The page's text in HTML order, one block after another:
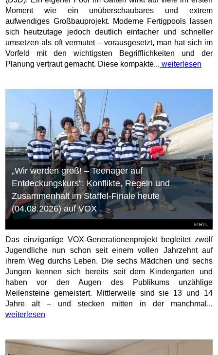
Moment wie ein unüberschaubares und extrem
aufwendiges Großbauprojekt. Moderne Fertigpools lassen
sich heutzutage jedoch deutlich einfacher und schneller
umsetzen als oft vermutet – vorausgesetzt, man hat sich im
Vorfeld mit den wichtigsten Begrifflichkeiten und der
Planung vertraut gemacht. Diese kompakte... weiterlesen
©RTL
„Wir werden groß! – Teenager auf
Entdeckungskurs“: Konflikte, Regeln und
Zusammenhalt im Staffel-Finale heute
(04.08.2026) auf VOX
Das einzigartige VOX-Generationenprojekt begleitet zwölf
Jugendliche nun schon seit einem vollen Jahrzehnt auf
ihrem Weg durchs Leben. Die sechs Mädchen und sechs
Jungen kennen sich bereits seit dem Kindergarten und
haben vor den Augen des Publikums unzählige
Meilensteine gemeistert. Mittlerweile sind sie 13 und 14
Jahre alt – und stecken mitten in der manchmal...
weiterlesen